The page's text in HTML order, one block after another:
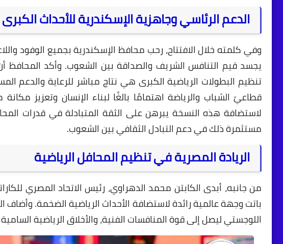
الدعم الرئاسي وجاهزية الإسكندرية للأحداث الكبرى
وفي كلمته خلال الافتتاح، رحب محافظ الإسكندرية بجميع الوفود
يجسد قيم التنافس الشريف والصداقة بين الشعوب. وأكد المحافظ
تنظيم البطولات الرياضية الكبرى هي نتاج مباشر للرعاية والدعم
قطاعيّ الشباب والرياضة اهتمامًا بالغًا لبناء الإنسان وتعزيز
لاستضافة هذه النسخة يبرهن على الثقة المتبادلة في قدرات
مستثمرة ذلك في دعم التبادل الثقافي بين الشعوب.
الريادة المصرية في تنظيم المحافل الرياضية
من جانبه، أبدى الكابتن محمد الدهراوي، رئيس الاتحاد المصري
باتت وجهة عالمية رائدة لاستضافة الأحداث الرياضية الضخمة. وأضاف
اللوجستي ليصل إلى قوة المنافسات الفنية، والأخلاق الرياضية